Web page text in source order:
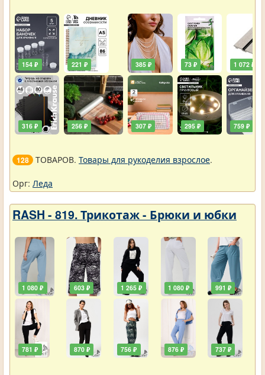
154 ₽
316 ₽
221 ₽
256 ₽
385 ₽
307 ₽
73 ₽
295 ₽
1 072 ₽
759 ₽
128 ТОВАРОВ. Товары для рукоделия взрослое.
Орг: Леда
RASH - 819. Трикотаж - Брюки и юбки
1 080 ₽
781 ₽
603 ₽
870 ₽
1 265 ₽
756 ₽
1 080 ₽
876 ₽
991 ₽
737 ₽